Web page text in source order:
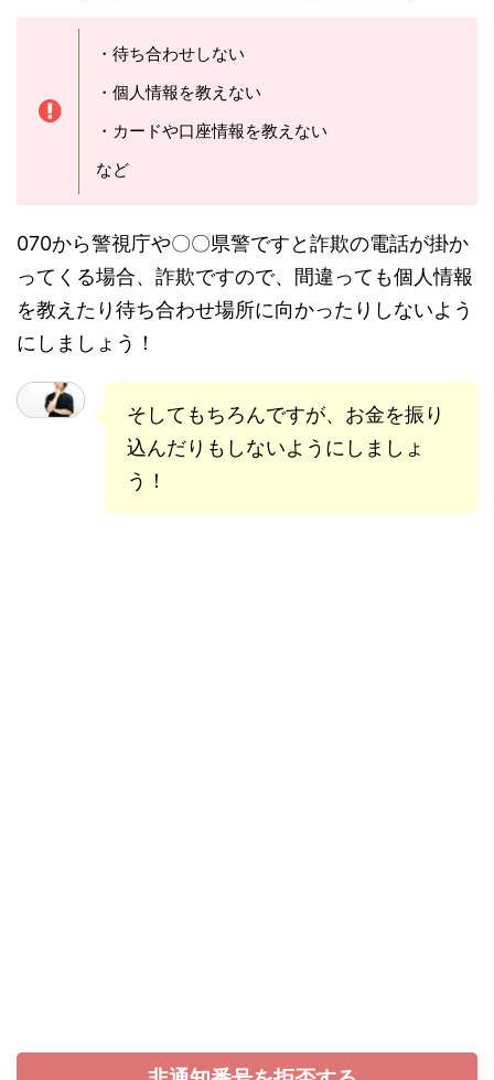
・待ち合わせしない
・個人情報を教えない
・カードや口座情報を教えない
など
070から警視庁や〇〇県警ですと詐欺の電話が掛か
ってくる場合、詐欺ですので、間違っても個人情報
を教えたり待ち合わせ場所に向かったりしないよう
にしましょう！
そしてもちろんですが、お金を振り
込んだりもしないようにしましょ
う！